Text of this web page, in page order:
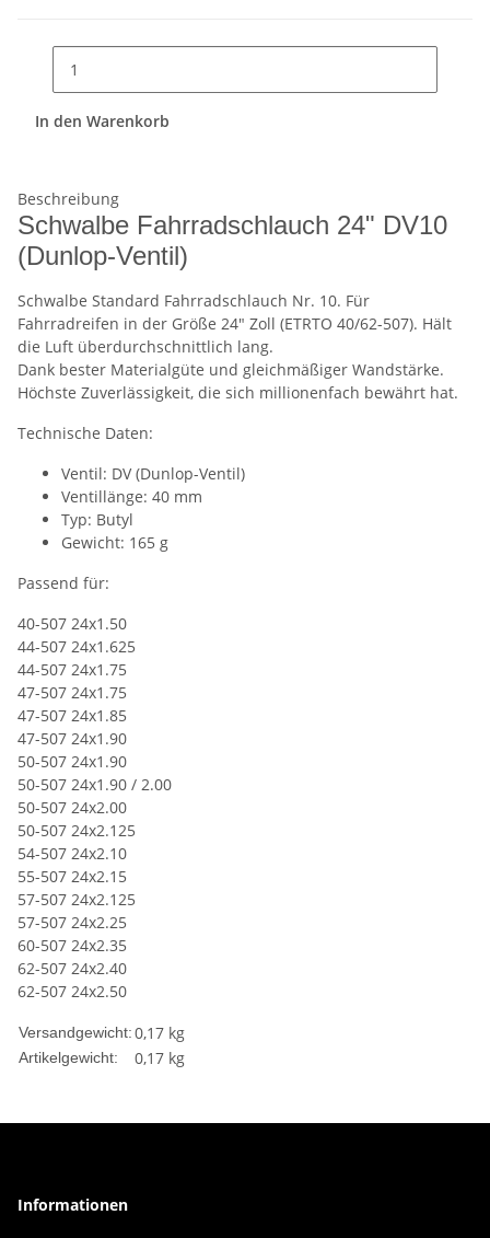
In den Warenkorb
Beschreibung
Schwalbe Fahrradschlauch 24" DV10
(Dunlop-Ventil)
Schwalbe Standard Fahrradschlauch Nr. 10. Für
Fahrradreifen in der Größe 24" Zoll (ETRTO 40/62-507). Hält
die Luft überdurchschnittlich lang.
Dank bester Materialgüte und gleichmäßiger Wandstärke.
Höchste Zuverlässigkeit, die sich millionenfach bewährt hat.
Technische Daten:
Ventil: DV (Dunlop-Ventil)
Ventillänge: 40 mm
Typ: Butyl
Gewicht: 165 g
Passend für:
40-507 24x1.50
44-507 24x1.625
44-507 24x1.75
47-507 24x1.75
47-507 24x1.85
47-507 24x1.90
50-507 24x1.90
50-507 24x1.90 / 2.00
50-507 24x2.00
50-507 24x2.125
54-507 24x2.10
55-507 24x2.15
57-507 24x2.125
57-507 24x2.25
60-507 24x2.35
62-507 24x2.40
62-507 24x2.50
Versandgewicht:0,17 kg
Artikelgewicht: 0,17 kg
Informationen